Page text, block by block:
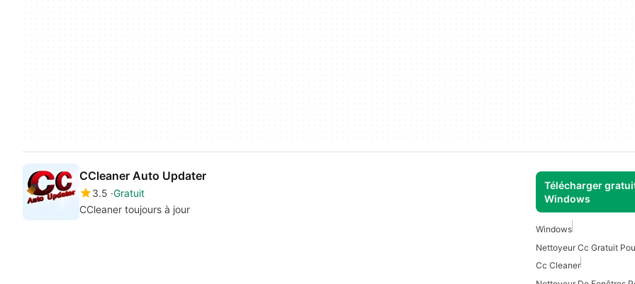
CCleaner Auto Updater
3.5 Gratuit
CCleaner toujours à jour
Télécharger
Windows
Windows
Nettoyeur Cc Gratuit
Cc Cleaner